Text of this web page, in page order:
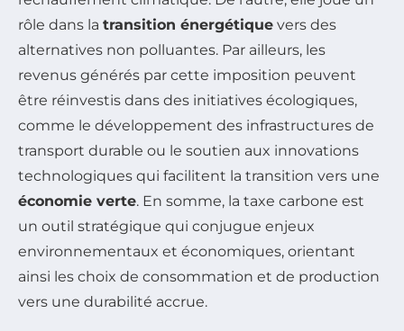
rôle dans la transition énergétique vers des
alternatives non polluantes. Par ailleurs, les
revenus générés par cette imposition peuvent
être réinvestis dans des initiatives écologiques,
comme le développement des infrastructures de
transport durable ou le soutien aux innovations
technologiques qui facilitent la transition vers une
économie verte. En somme, la taxe carbone est
un outil stratégique qui conjugue enjeux
environnementaux et économiques, orientant
ainsi les choix de consommation et de production
vers une durabilité accrue.